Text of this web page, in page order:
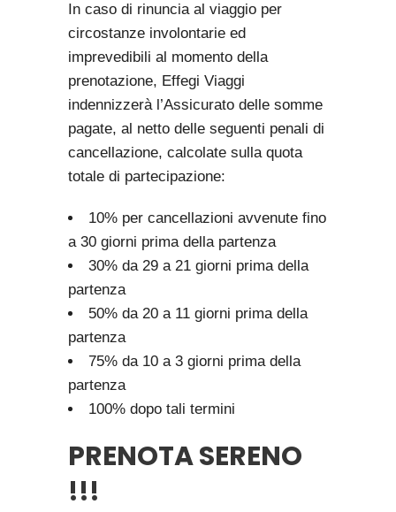
In caso di rinuncia al viaggio per
circostanze involontarie ed
imprevedibili al momento della
prenotazione, Effegi Viaggi
indennizzerà l’Assicurato delle somme
pagate, al netto delle seguenti penali di
cancellazione, calcolate sulla quota
totale di partecipazione:
10% per cancellazioni avvenute fino
a 30 giorni prima della partenza
30% da 29 a 21 giorni prima della
partenza
50% da 20 a 11 giorni prima della
partenza
75% da 10 a 3 giorni prima della
partenza
100% dopo tali termini
PRENOTA SERENO
!!!